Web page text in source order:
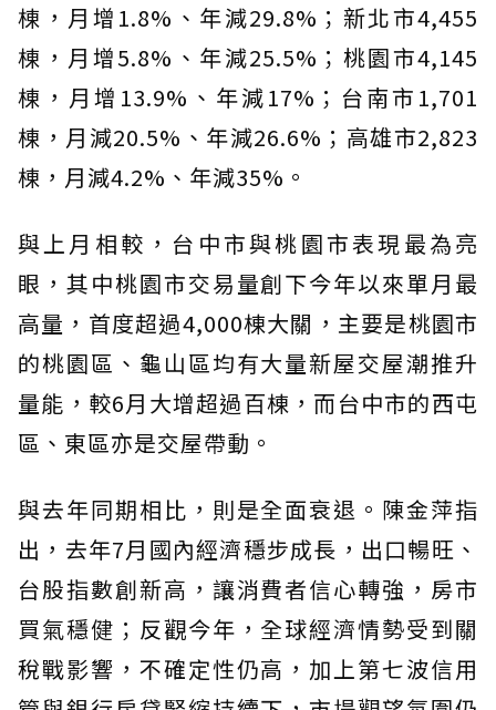
棟，月增1.8%、年減29.8%；新北市4,455
棟，月增5.8%、年減25.5%；桃園市4,145
棟，月增13.9%、年減17%；台南市1,701
棟，月減20.5%、年減26.6%；高雄市2,823
棟，月減4.2%、年減35%。
與上月相較，台中市與桃園市表現最為亮
眼，其中桃園市交易量創下今年以來單月最
高量，首度超過4,000棟大關，主要是桃園市
的桃園區、龜山區均有大量新屋交屋潮推升
量能，較6月大增超過百棟，而台中市的西屯
區、東區亦是交屋帶動。
與去年同期相比，則是全面衰退。陳金萍指
出，去年7月國內經濟穩步成長，出口暢旺、
台股指數創新高，讓消費者信心轉強，房市
買氣穩健；反觀今年，全球經濟情勢受到關
稅戰影響，不確定性仍高，加上第七波信用